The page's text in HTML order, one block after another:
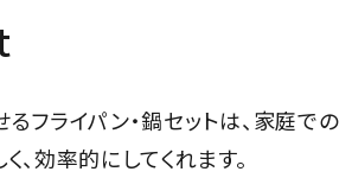
フライパン・鍋セットは、家庭での
、効率的にしてくれます。